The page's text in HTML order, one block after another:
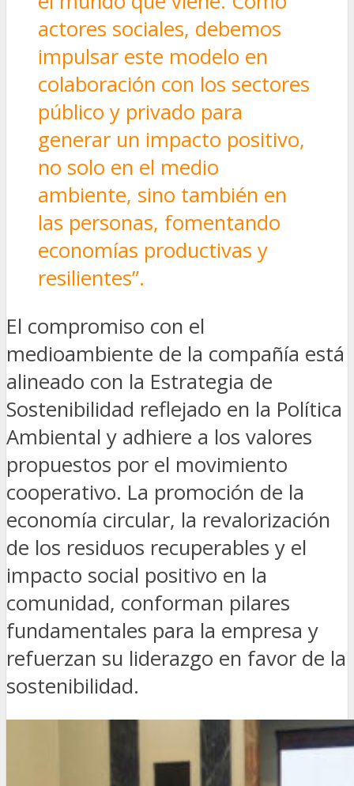
actores sociales, debemos
impulsar este modelo en
colaboración con los sectores
público y privado para
generar un impacto positivo,
no solo en el medio
ambiente, sino también en
las personas, fomentando
economías productivas y
resilientes”.
El compromiso con el
medioambiente de la compañía está
alineado con la Estrategia de
Sostenibilidad reflejado en la Política
Ambiental y adhiere a los valores
propuestos por el movimiento
cooperativo. La promoción de la
economía circular, la revalorización
de los residuos recuperables y el
impacto social positivo en la
comunidad, conforman pilares
fundamentales para la empresa y
refuerzan su liderazgo en favor de la
sostenibilidad.